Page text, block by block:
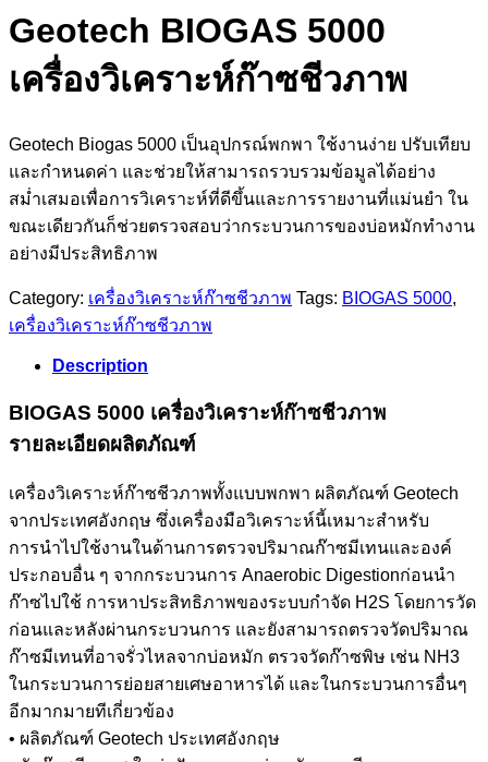
Geotech BIOGAS 5000
เครื่องวิเคราะห์ก๊าซชีวภาพ
Geotech Biogas 5000 เป็นอุปกรณ์พกพา ใช้งานง่าย ปรับเทียบ
และกำหนดค่า และช่วยให้สามารถรวบรวมข้อมูลได้อย่าง
สม่ำเสมอเพื่อการวิเคราะห์ที่ดีขึ้นและการรายงานที่แม่นยำ ใน
ขณะเดียวกันก็ช่วยตรวจสอบว่ากระบวนการของบ่อหมักทำงาน
อย่างมีประสิทธิภาพ
Category: เครื่องวิเคราะห์ก๊าซชีวภาพ Tags: BIOGAS 5000,
เครื่องวิเคราะห์ก๊าซชีวภาพ
Description
BIOGAS 5000 เครื่องวิเคราะห์ก๊าซชีวภาพ
รายละเอียดผลิตภัณฑ์
เครื่องวิเคราะห์ก๊าซชีวภาพทั้งแบบพกพา ผลิตภัณฑ์ Geotech
จากประเทศอังกฤษ ซึ่งเครื่องมือวิเคราะห์นี้เหมาะสำหรับ
การนำไปใช้งานในด้านการตรวจปริมาณก๊าซมีเทนและองค์
ประกอบอื่น ๆ จากกระบวนการ Anaerobic Digestionก่อนนำ
ก๊าซไปใช้ การหาประสิทธิภาพของระบบกำจัด H2S โดยการวัด
ก่อนและหลังผ่านกระบวนการ และยังสามารถตรวจวัดปริมาณ
ก๊าซมีเทนที่อาจรั่วไหลจากบ่อหมัก ตรวจวัดก๊าซพิษ เช่น NH3
ในกระบวนการย่อยสายเศษอาหารได้ และในกระบวนการอื่นๆ
อีกมากมายทีเกี่ยวข้อง
• ผลิตภัณฑ์ Geotech ประเทศอังกฤษ